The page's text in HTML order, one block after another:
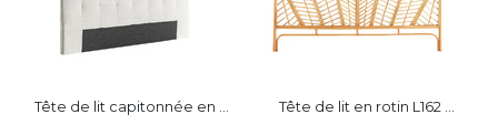
Tête de lit capitonnée en ... Tête de lit en rotin L162 ...